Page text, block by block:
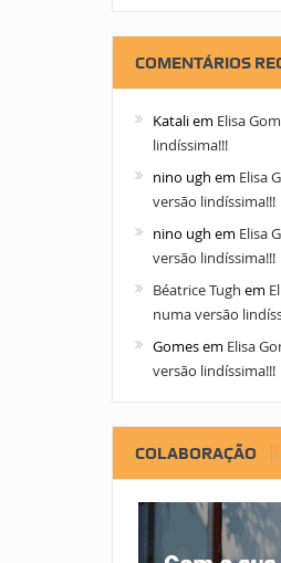
COMENTÁRIOS
Kataliem Elisa
lindíssima!!!
nino ugh em Elisa
versão lindíssima!!!
nino ugh em Elisa
versão lindíssima!!!
Béatrice Tugh em
numa versão
Gomesem Elisa
versão lindíssima!!!
COLABORAÇÃO